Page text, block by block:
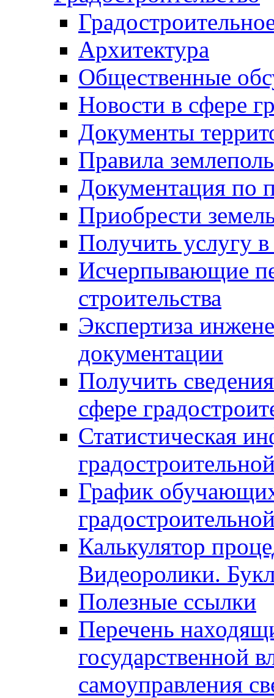
Архитектура
Общественные
Новости в сфере
Документы
Правила
Документация по
Приобрести
Получить услугу в
Исчерпывающие
строительства
Экспертиза
документации
Получить
сфере
Статистическая
График
Калькулятор
Видеоролики.
Полезные ссылки
Перечень
государственной
самоуправления